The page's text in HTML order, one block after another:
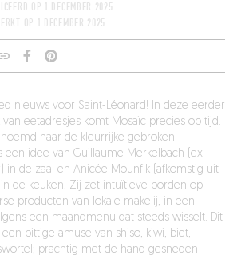
OP
1 DECEMBER 2025
OP
1 DECEMBER 2025
nieuws voor Saint-Léonard! In deze eerder
eetadresjes komt Mosaïc precies op tijd.
naar de kleurrijke gebroken
een idee van Guillaume Merkelbach (ex-
in de zaal en Anicée Mounfik (afkomstig uit
de keuken. Zij zet intuïtieve borden op
producten van lokale makelij, in een
een maandmenu dat steeds wisselt. Dit
pittige amuse van shiso, kiwi, biet,
prachtig met de hand gesneden